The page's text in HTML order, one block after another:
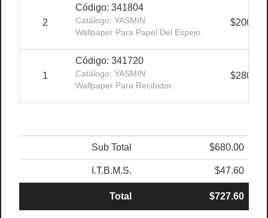
2
Código: 341804
Catálogo: YASMIN
Wallpaper Para Papel Del Espejo.
$200.00
1
Código: 341720
Catálogo: YASMIN
Wallpaper Para Recibidor.
$280.00
Sub Total $680.00
I.T.B.M.S. $47.60
Total $727.60